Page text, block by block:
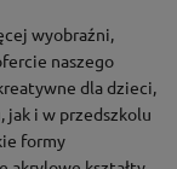
wyobraźni,
naszego
dla dzieci,
jak i w przedszkolu
formy